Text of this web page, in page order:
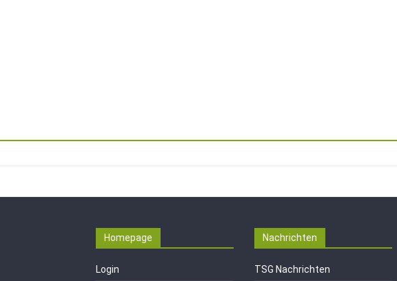
Homepage
Login
Nachrichten
TSG Nachrichten